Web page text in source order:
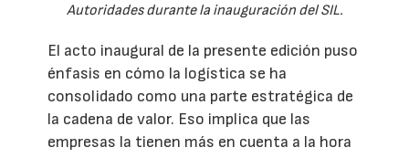
Autoridades durante la inauguración del SIL.
El acto inaugural de la presente edición puso
énfasis en cómo la logística se ha
consolidado como una parte estratégica de
la cadena de valor. Eso implica que las
empresas la tienen más en cuenta a la hora